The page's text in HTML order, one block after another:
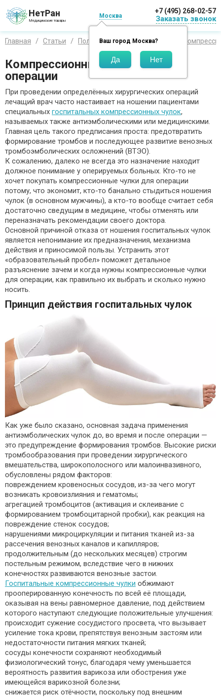
НетРан
Медицинские товары
Москва
Ваш город Москва?
+7 (495) 268-02-57
Заказать звонок
Главная Статьи Полезная информация Все о
Компрессионные чулки для
операции
При проведении определённых хирургических операций
лечащий врач часто настаивает на ношении пациентами
специальных госпитальных компрессионных чулок,
называемых также антиэмболическими или медицинскими.
Главная цель такого предписания проста: предотвратить
формирование тромбов и последующее развитие венозных
тромбоэмболических осложнений (ВТЭО).
К сожалению, далеко не всегда это назначение находит
должное понимание у оперируемых больных. Кто-то не
хочет покупать компрессионные чулки для операции
потому, что экономит, кто-то банально стыдиться ношения
чулок (в основном мужчины), а кто-то вообще считает себя
достаточно сведущим в медицине, чтобы отменять или
переназначать рекомендации своего доктора.
Основной причиной отказа от ношения госпитальных чулок
является непонимание их предназначения, механизма
действия и приносимой пользы. Устранить этот
«образовательный пробел» поможет детальное
разъяснение зачем и когда нужны компрессионные чулки
для операции, как правильно их выбрать и сколько нужно
носить.
Принцип действия госпитальных чулок
Как уже было сказано, основная задача применения
антиэмболических чулок до, во время и после операции —
это предупреждение формирования тромбов. Высокие риски
тромбообразования при проведении хирургического
вмешательства, широкополосного или малоинвазивного,
обусловлены рядом факторов:
повреждением кровеносных сосудов, из-за чего могут
возникать кровоизлияния и гематомы;
агрегацией тромбоцитов (активация и склеивание с
формированием тромбоцитарной пробки), как реакция на
повреждение стенок сосудов;
нарушениями микроциркуляции и питания тканей из-за
рассечения венозных каналов и капилляров;
продолжительным (до нескольких месяцев) строгим
постельным режимом, вследствие чего в нижних
конечностях развиваются венозные застои.
Госпитальные компрессионные чулки обжимают
прооперированную конечность по всей её площади,
оказывая на вены равномерное давление, под действием
которого наступают следующие положительные улучшения:
происходит сужение сосудистого просвета, что вызывает
усиление тока крови, препятствуя венозным застоям или
недостаточности питания мягких тканей;
сосуды конечности сохраняют необходимый
физиологический тонус, благодаря чему уменьшается
вероятность развития варикоза или обострения уже
имеющейся варикозной болезни;
снижается риск отёчности, поскольку под внешним